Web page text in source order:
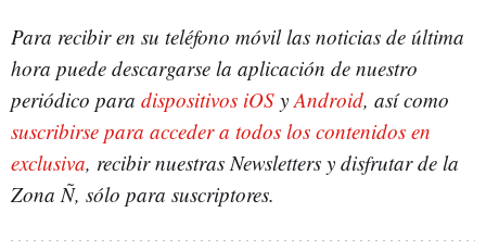
Para recibir en su teléfono móvil las noticias de última
hora puede descargarse la aplicación de nuestro
periódico para dispositivos iOS y Android, así como
suscribirse para acceder a todos los contenidos en
exclusiva, recibir nuestras Newsletters y disfrutar de la
Zona Ñ, sólo para suscriptores.